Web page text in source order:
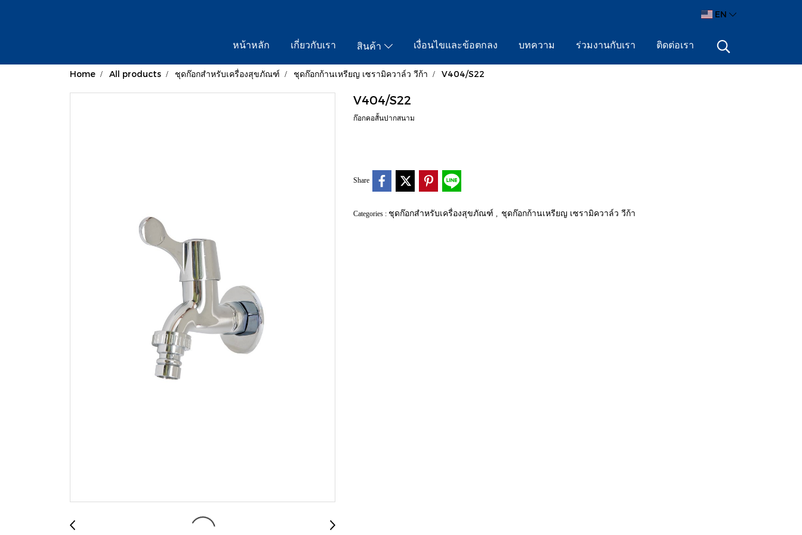
EN
หน้าหลัก เกี่ยวกับเรา สินค้า เงื่อนไขและข้อตกลง บทความ ร่วมงานกับเรา ติดต่อเรา
Home All products ชุดก๊อกสำหรับเครื่องสุขภัณฑ์ ชุดก๊อกก้านเหรียญ เซรามิควาล์ว วีก้า V404/S22
V404/S22
ก๊อกคอสั้นปากสนาม
Share
Categories : ชุดก๊อกสำหรับเครื่องสุขภัณฑ์ ชุดก๊อกก้านเหรียญ เซรามิควาล์ว วีก้า